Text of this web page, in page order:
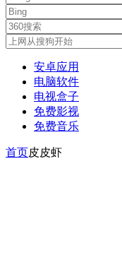
安卓应用
电脑软件
电视盒子
免费影视
免费音乐
首页皮皮虾